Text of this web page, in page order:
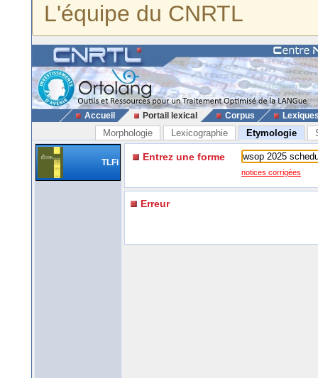
L'équipe du CNRTL
Accueil Portail lexical Corpus
Morphologie Lexicographie Etymologie
TLFi Entrez une forme
notices corrigées
Erreur